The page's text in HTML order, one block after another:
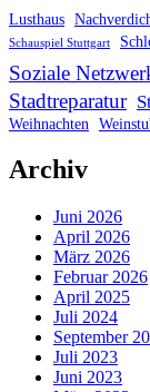
Lusthaus
Schauspiel Stuttgart
Soziale
Stadtreparatur
Weihnachten
Archiv
Juni 2026
April 2026
März 2026
Februar 2026
April 2025
Juli 2024
September
Juli 2023
Juni 2023